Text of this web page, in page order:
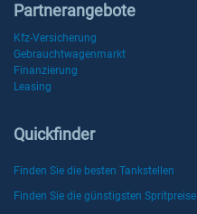
Partnerangebote
Kfz-Versicherung
Gebrauchtwagenmarkt
Finanzierung
Leasing
Quickfinder
Finden Sie die besten Tankstellen
Finden Sie die günstigsten Spritpreise